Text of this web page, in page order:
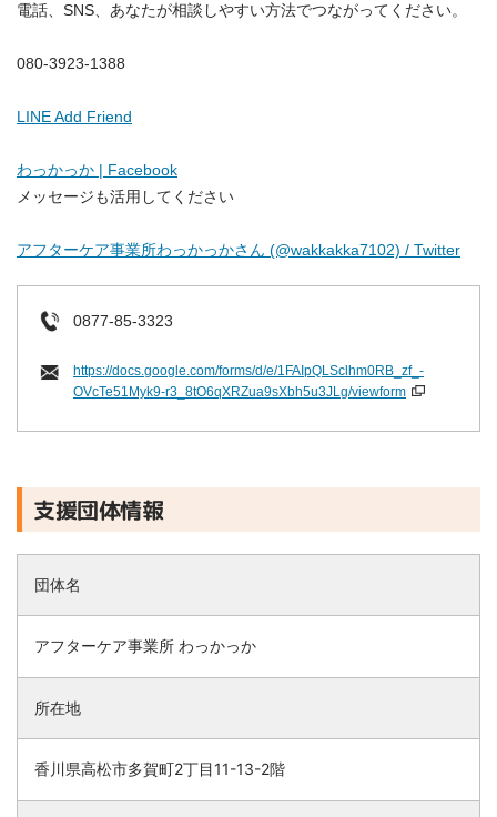
電話、SNS、あなたが相談しやすい方法でつながってください。
080-3923-1388
LINE Add Friend
わっかっか | Facebook
メッセージも活用してください
アフターケア事業所わっかっかさん (@wakkakka7102) / Twitter
0877-85-3323
https://docs.google.com/forms/d/e/1FAIpQLSclhm0RB_zf_-
OVcTe51Myk9-r3_8tO6qXRZua9sXbh5u3JLg/viewform
支援団体情報
団体名
アフターケア事業所 わっかっか
所在地
香川県高松市多賀町2丁目11-13-2階